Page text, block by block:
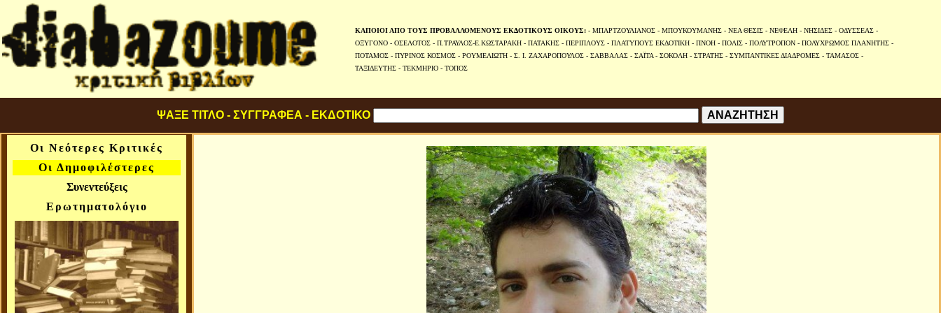
ΚΑΠΟΙΟΙ ΑΠΟ ΤΟΥΣ ΠΡΟΒΑΛΛΟΜΕΝΟΥΣ ΕΚΔΟΤΙΚΟΥΣ ΟΙΚΟΥΣ:- ΜΠΑΡΤΖΟΥΛΙΑΝΟΣ- ΜΠΟΥΚΟΥΜΑΝΗΣ- ΝΕΑ ΘΕΣΙΣ- ΝΕΦΕΛΗ- ΝΗΣΙΔΕΣ- ΟΔΥΣΣΕΑΣ-
ΟΞΥΓΟΝΟ- ΟΣΕΛΟΤΟΣ- Π.ΤΡΑΥΛΟΣ-Ε.ΚΩΣΤΑΡΑΚΗ- ΠΑΤΑΚΗΣ- ΠΕΡΙΠΛΟΥΣ- ΠΛΑΤΥΠΟΥΣ ΕΚΔΟΤΙΚΗ- ΠΝΟΗ- ΠΟΛΙΣ- ΠΟΛΥΤΡΟΠΟΝ- ΠΟΛΥΧΡΩΜΟΣ ΠΛΑΝΗΤΗΣ-
ΠΟΤΑΜΟΣ- ΠΥΡΙΝΟΣ ΚΟΣΜΟΣ- ΡΟΥΜΕΛΙΩΤΗ- Σ. Ι. ΖΑΧΑΡΟΠΟΥΛΟΣ- ΣΑΒΒΑΛΑΣ- ΣΑΪΤΑ- ΣΟΚΟΛΗ- ΣΤΡΑΤΗΣ- ΣΥΜΠΑΝΤΙΚΕΣ ΔΙΑΔΡΟΜΕΣ- ΤΑΜΑΣΟΣ-
ΤΑΞΙΔΕΥΤΗΣ- ΤΕΚΜΗΡΙΟ- ΤΟΠΟΣ
ΨΑΞΕ ΤΙΤΛΟ - ΣΥΓΓΡΑΦΕΑ - ΕΚΔΟΤΙΚΟ ΑΝΑΖΗΤΗΣΗ
Οι Νεότερες Κριτικές
Οι Δημοφιλέστερες
Συνεντεύξεις
Ερωτηματολόγιο